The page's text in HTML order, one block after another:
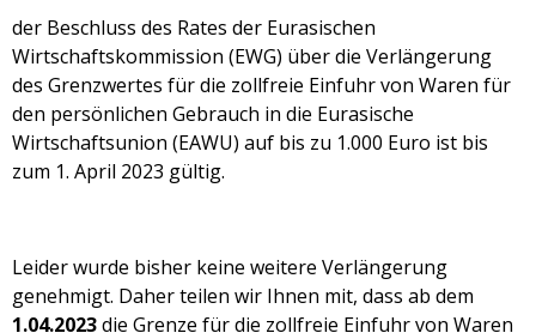
der Beschluss des Rates der Eurasischen
Wirtschaftskommission (EWG) über die Verlängerung
des Grenzwertes für die zollfreie Einfuhr von Waren für
den persönlichen Gebrauch in die Eurasische
Wirtschaftsunion (EAWU) auf bis zu 1.000 Euro ist bis
zum 1. April 2023 gültig.
Leider wurde bisher keine weitere Verlängerung
genehmigt. Daher teilen wir Ihnen mit, dass ab dem
1.04.2023die Grenze für die zollfreie Einfuhr von Waren